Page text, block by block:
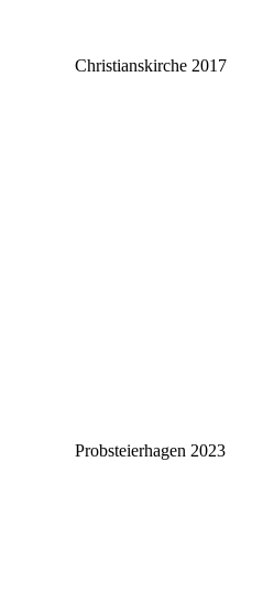
Christianskirche 2017
Probsteierhagen 2023